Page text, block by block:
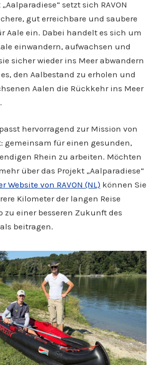
setzt sich RAVON
gut erreichbare und saubere
Aale ein. Dabei handelt es sich um
einwandern, aufwachsen und
sicher wieder ins Meer abwandern
den Aalbestand zu erholen und
Aalen die Rückkehr ins Meer
hervorragend zur Mission von
gemeinsam für einen gesunden,
Rhein zu arbeiten. Möchten
über das Projekt „Aalparadiese“
Website von RAVON (NL) können Sie
Kilometer der langen Reise
zu einer besseren Zukunft des
beitragen.